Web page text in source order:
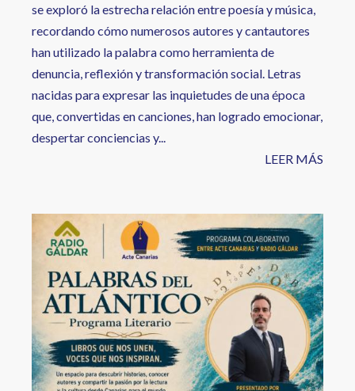
se exploró la estrecha relación entre poesía y música,
recordando cómo numerosos autores y cantautores
han utilizado la palabra como herramienta de
denuncia, reflexión y transformación social. Letras
nacidas para expresar las inquietudes de una época
que, convertidas en canciones, han logrado emocionar,
despertar conciencias y...
LEER MÁS
Image